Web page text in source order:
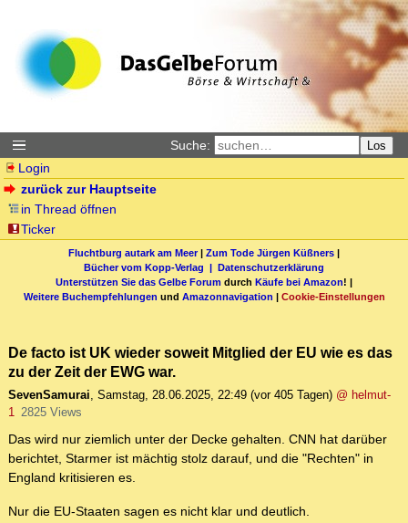
Suche: Los
Login
zurück zur Hauptseite
in Thread öffnen
Ticker
Fluchtburg autark am Meer| Zum Tode Jürgen Küßners |
Bücher vom Kopp-Verlag | Datenschutzerklärung
Unterstützen Sie das Gelbe Forum durch Käufe bei Amazon! |
Weitere Buchempfehlungen und Amazonnavigation | Cookie-Einstellungen
De facto ist UK wieder soweit Mitglied der EU wie es das
zu der Zeit der EWG war.
SevenSamurai, Samstag, 28.06.2025, 22:49 (vor 405 Tagen) @ helmut-
1 2825 Views
Das wird nur ziemlich unter der Decke gehalten. CNN hat darüber
berichtet, Starmer ist mächtig stolz darauf, und die "Rechten" in
England kritisieren es.
Nur die EU-Staaten sagen es nicht klar und deutlich.